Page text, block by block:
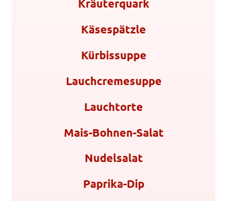
Kräuterquark
Käsespätzle
Kürbissuppe
Lauchcremesuppe
Lauchtorte
Mais-Bohnen-Salat
Nudelsalat
Paprika-Dip